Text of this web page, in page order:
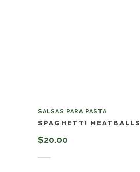
SALSAS PARA PASTA
SPAGHETTI MEATBALLS
$20.00